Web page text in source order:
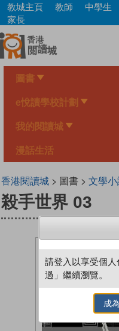
Skip
main
content
教城主頁 教師 中學生
家長
圖書
e悅讀學校計劃
我的閱讀城
漫話生活
香港閱讀城> 圖書 > 文學
殺手世界 03
請登入以享受個
過」繼續瀏覽。
成